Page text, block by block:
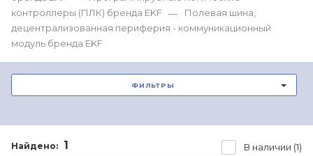
контроллеры (ПЛК) бренда EKF —
Полевая шина,
децентрализованная периферия - коммуникационный
модуль бренда EKF
ФИЛЬТРЫ
Найдено: 1 В наличии (1)